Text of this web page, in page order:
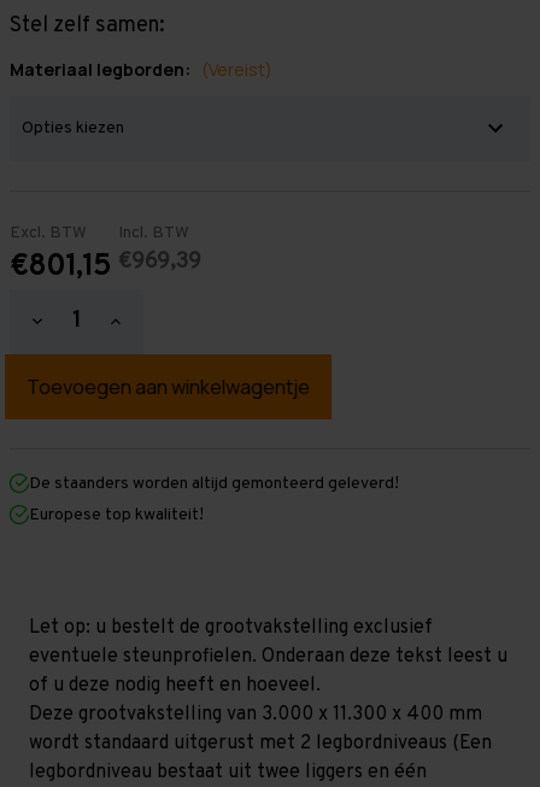
Stel zelf samen:
Materiaal legborden: (Vereist)
Excl. BTW
€801,15
Incl. BTW
€969,39
Hoeveelheid
verlagen
Grootvakstelling
mm
mm
x
400
niveaus
(Liggers
1.200
mm)
Hoeveelheid
verhogen
Grootvakstelling
mm
mm
400
niveaus
(Liggers
1.200
mm)
De staanders worden altijd gemonteerd geleverd!
Europese top kwaliteit!
Let op: u bestelt de grootvakstelling exclusief
eventuele steunprofielen. Onderaan deze tekst leest u
of u deze nodig heeft en hoeveel.
Deze grootvakstelling van 3.000 x 11.300 x 400 mm
wordt standaard uitgerust met 2 legbordniveaus (Een
legbordniveau bestaat uit twee liggers en één